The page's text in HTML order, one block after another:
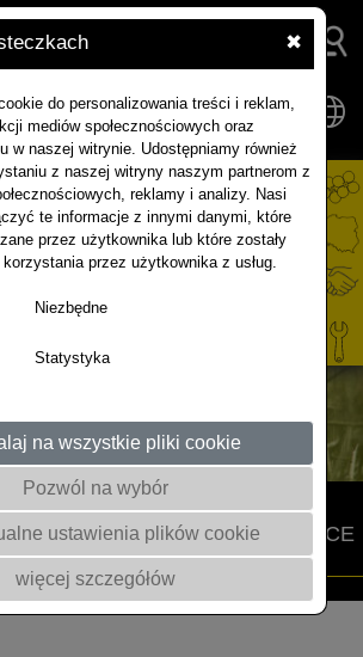
✖
do personalizowania treści i reklam,
mediów społecznościowych oraz
w naszej witrynie. Udostępniamy również
z naszej witryny naszym partnerom z
reklamy i analizy. Nasi
te informacje z innymi danymi, które
przez użytkownika lub które zostały
przez użytkownika z usług.
Niezbędne
Statystyka
na wszystkie pliki cookie
Pozwól na wybór
ustawienia plików cookie
więcej szczegółów
F1…PRZYSZŁOŚĆ W WALCE